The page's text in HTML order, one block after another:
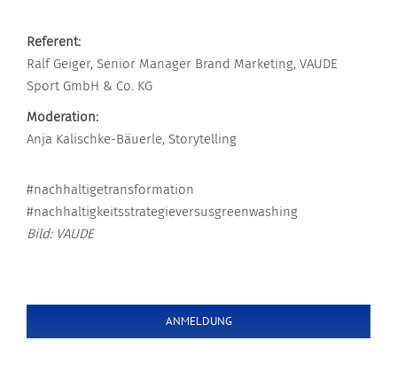
Referent:
Ralf Geiger, Senior Manager Brand Marketing, VAUDE
Sport GmbH & Co. KG
Moderation:
Anja Kalischke-Bäuerle, Storytelling
#nachhaltigetransformation
#nachhaltigkeitsstrategieversusgreenwashing
Bild: VAUDE
ANMELDUNG